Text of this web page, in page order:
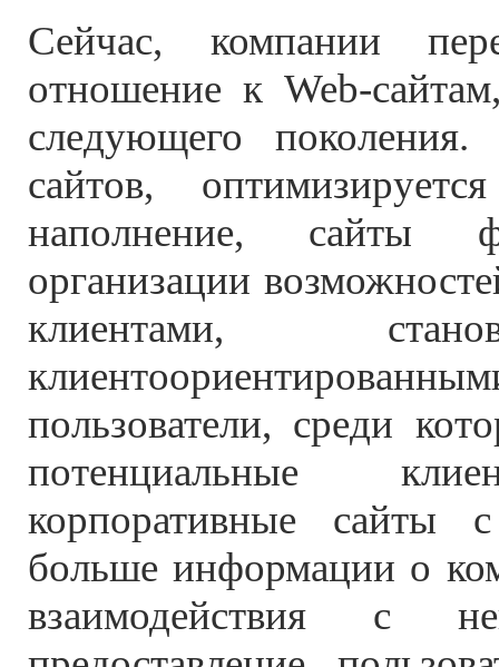
Сейчас, компании
отношение к Web-
следующего поколения.
сайтов,
наполнение, сайты
организации
клиентами,
пользователи, среди
потенциальные
корпоративные сайты
больше информации о
взаимодействия с